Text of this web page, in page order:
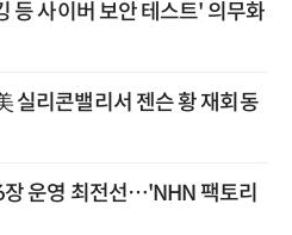
등 사이버 보안 테스트' 의무화
실리콘밸리서 젠슨 황 재회동
장 운영 최전선…'NHN 팩토리